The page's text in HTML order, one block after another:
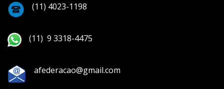
(11) 4023-1198
(11) 9 3318-4475
afederacao@gmail.com